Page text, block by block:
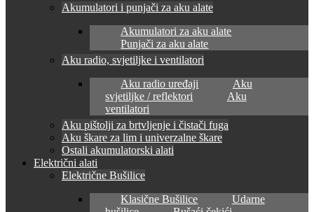
Akumulatori i punjači za aku alate
Akumulatori za aku alate
Punjači za aku alate
Aku radio, svjetiljke i ventilatori
Aku radio uređaji
Aku
svjetiljke / reflektori
Aku
ventilatori
Aku pištolji za brtvljenje i čistači fuga
Aku škare za lim i univerzalne škare
Ostali akumulatorski alati
Električni alati
Električne Bušilice
Klasične Bušilice
Udarne